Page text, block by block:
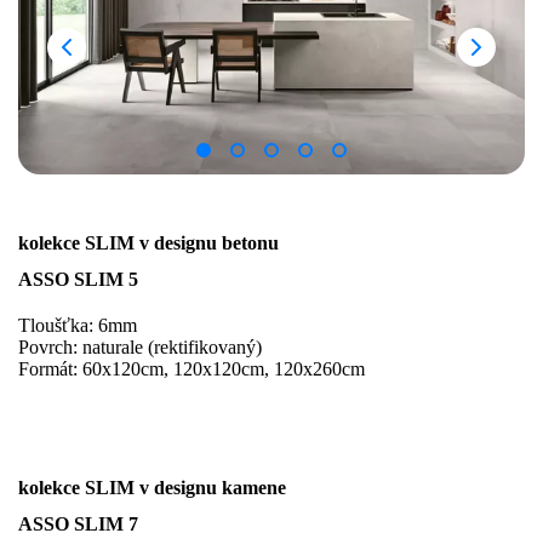
kolekce SLIM v designu betonu
ASSO SLIM 5
Tloušťka: 6mm
Povrch: naturale (rektifikovaný)
Formát: 60x120cm, 120x120cm, 120x260cm
kolekce SLIM v designu kamene
ASSO SLIM 7